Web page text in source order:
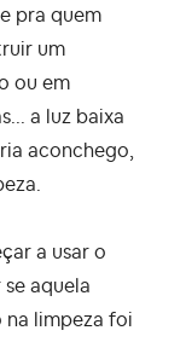
pra quem
um
ou em
a luz baixa
aconchego,
a usar o
se aquela
na limpeza foi